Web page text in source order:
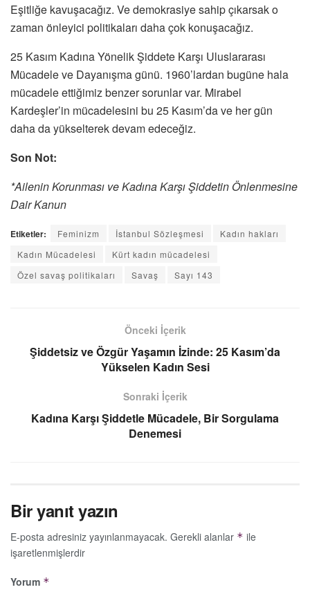
Eşitliğe kavuşacağız. Ve demokrasiye sahip çıkarsak o
zaman önleyici politikaları daha çok konuşacağız.
25 Kasım Kadına Yönelik Şiddete Karşı Uluslararası
Mücadele ve Dayanışma günü. 1960’lardan bugüne hala
mücadele ettiğimiz benzer sorunlar var. Mirabel
Kardeşler’in mücadelesini bu 25 Kasım’da ve her gün
daha da yükselterek devam edeceğiz.
Son Not:
*Ailenin Korunması ve Kadına Karşı Şiddetin Önlenmesine
Dair Kanun
Etiketler: Feminizm İstanbul Sözleşmesi
Kadın hakları
Kadın Mücadelesi
Kürt kadın mücadelesi
Özel savaş politikaları
Savaş Sayı 143
Önceki İçerik
Şiddetsiz ve Özgür Yaşamın İzinde: 25 Kasım’da
Yükselen Kadın Sesi
Sonraki İçerik
Kadına Karşı Şiddetle Mücadele, Bir Sorgulama
Denemesi
Bir yanıt yazın
E-posta adresiniz yayınlanmayacak. Gerekli alanlar * ile
işaretlenmişlerdir
Yorum *